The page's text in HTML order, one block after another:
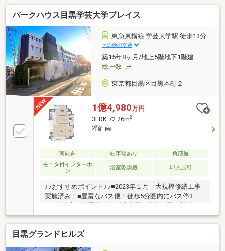
スーパーやコンビニなどの買い物施設が充実した便利
な住環境○林試の森公園（約1760m）や目黒川（約
630m）が身近にあり、休日のお散歩やジョギングな
ど、気軽に自然を楽しめるロケーション●角住戸なら
ではの開放感と、採光・通風良好の心地よさが魅力の
お部屋です●料理がしやすいシステムキッチン●白と黒
を基調としたスタイリッシュな浴室●広々としたカウ
ンターと収納力を兼ね備えた洗面化粧台
パークハウス目黒学芸大学プレイス
東急東横線 学芸大学駅 徒歩13分
その他の交通
築15年8ヶ月/地上5階地下1階建
総戸数-戸
東京都目黒区目黒本町２
1億4,980万円
3LDK 72.26m2
2階 南
南向き 駐車場あり
角部屋
モニタ付インターホ
ン
浴室乾燥機 即入居可
♪♪おすすめポイント♪♪■2023年１月 大規模修繕工事
実施済み！■豊富なバス便！徒歩5分圏内にバス停3
つ！■徒歩10分圏内に清水池公園・田向公園・林試の
森公園！■LDKと居室を繋げれば20帖の広々空間！■知
名度の高い「パークハウス」シリーズ！♪♪新規内装リ
ノベーション内容♪♪■キッチン■ユニットバス■洗面台
■トイレ＆トイレ手洗い■フローリング＆クロス…高級
目黒グランドヒルズ